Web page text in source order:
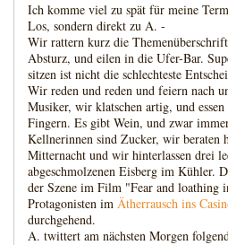
Ich komme viel zu spät für meine
Los, sondern direkt zu A. -
Wir rattern kurz die
Absturz, und eilen in die Ufer-Bar.
sitzen ist nicht die schlechteste
Wir reden und reden und feiern nach
Musiker, wir klatschen artig, und
Fingern. Es gibt Wein, und zwar
Kellnerinnen sind Zucker, wir beraten
Mitternacht und wir hinterlassen drei
abgeschmolzenen Eisberg im Kühler.
der Szene im Film "Fear and loathing
Protagonisten im Ätherrausch ins
durchgehend.
A. twittert am nächsten Morgen